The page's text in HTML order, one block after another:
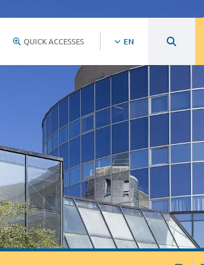
QUICK ACCESSES EN